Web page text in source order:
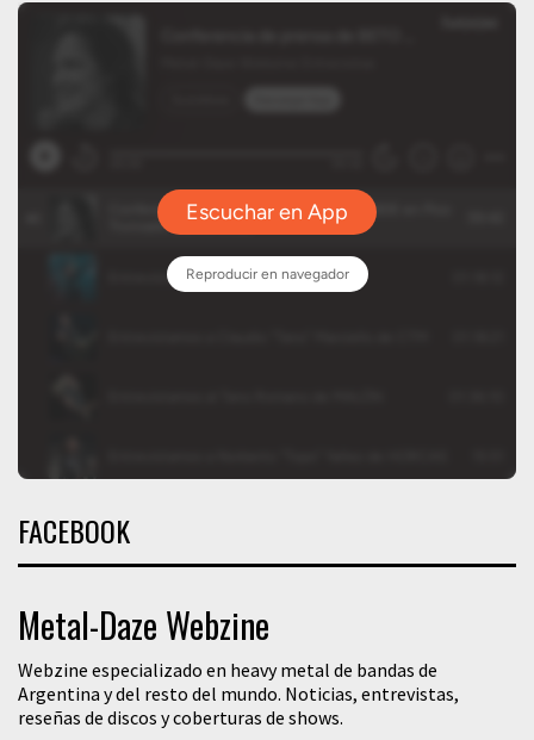
FACEBOOK
Metal-Daze Webzine
Webzine especializado en heavy metal de bandas de
Argentina y del resto del mundo. Noticias, entrevistas,
reseñas de discos y coberturas de shows.